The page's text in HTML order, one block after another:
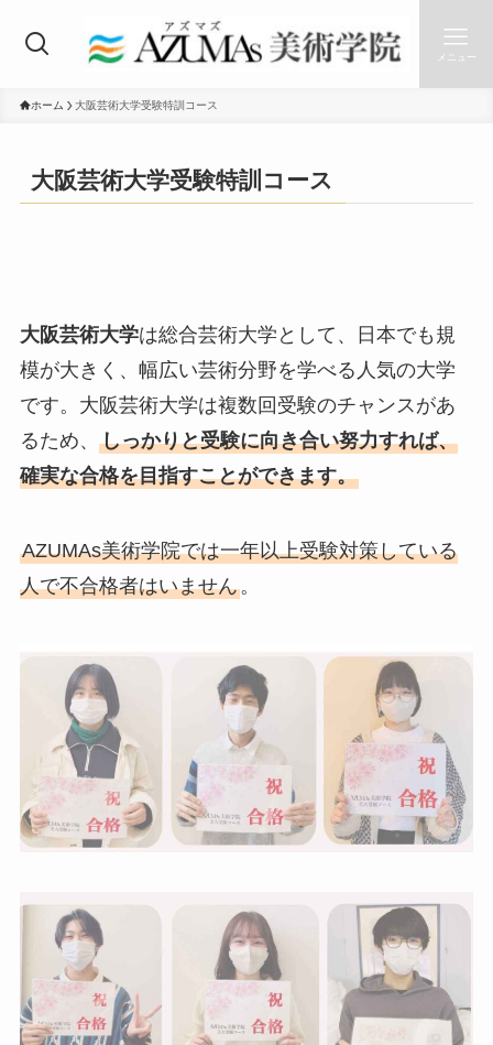
メニュー
ホーム 大阪芸術大学受験特訓コース
大阪芸術大学受験特訓コース
大阪芸術大学は総合芸術大学として、日本でも規
模が大きく、幅広い芸術分野を学べる人気の大学
です。大阪芸術大学は複数回受験のチャンスがあ
るため、 しっかりと受験に向き合い努力すれば、
確実な合格を目指すことができます。
AZUMAs美術学院では一年以上受験対策している
人で不合格者はいません。